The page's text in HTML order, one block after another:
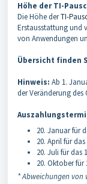
Höhe der TI-
Die Höhe derTI-
Erstausstattung und
von Anwendungen
Übersicht finden
Hinweis: Ab 1.
der Veränderung des
20. Januar für
20. April für
20. Juli für das
20. Oktober für
* Abweichungen von